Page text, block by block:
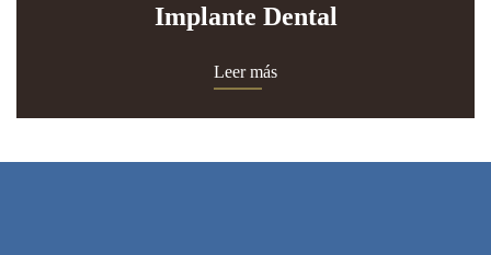
Implante Dental
Leer más